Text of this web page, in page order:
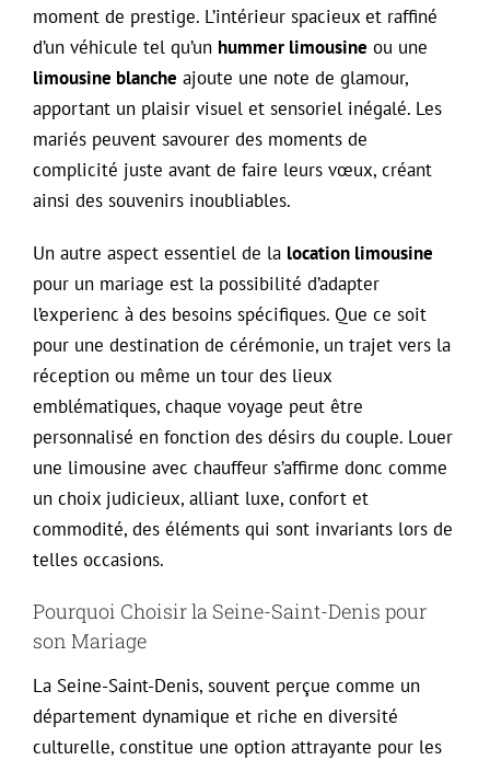
moment de prestige. L’intérieur spacieux et raffiné
d’un véhicule tel qu’un hummer limousine ou une
limousine blanche ajoute une note de glamour,
apportant un plaisir visuel et sensoriel inégalé. Les
mariés peuvent savourer des moments de
complicité juste avant de faire leurs vœux, créant
ainsi des souvenirs inoubliables.
Un autre aspect essentiel de la location limousine
pour un mariage est la possibilité d’adapter
l’experienc à des besoins spécifiques. Que ce soit
pour une destination de cérémonie, un trajet vers la
réception ou même un tour des lieux
emblématiques, chaque voyage peut être
personnalisé en fonction des désirs du couple. Louer
une limousine avec chauffeur s’affirme donc comme
un choix judicieux, alliant luxe, confort et
commodité, des éléments qui sont invariants lors de
telles occasions.
Pourquoi Choisir la Seine-Saint-Denis pour
son Mariage
La Seine-Saint-Denis, souvent perçue comme un
département dynamique et riche en diversité
culturelle, constitue une option attrayante pour les